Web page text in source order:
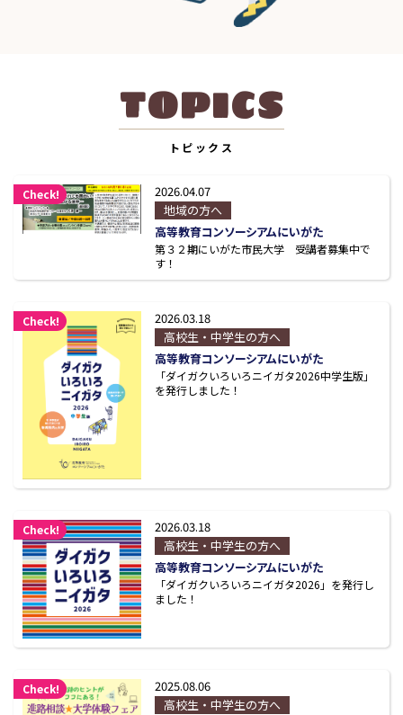
TOPICS
トピックス
Check!
2026.04.07
地域の方へ
高等教育コンソーシアムにいがた
第３２期にいがた市民大学 受講者募集中で
す！
Check!
2026.03.18
高校生・中学生の方へ
高等教育コンソーシアムにいがた
「ダイガクいろいろニイガタ2026中学生版」
を発行しました！
Check!
2026.03.18
高校生・中学生の方へ
高等教育コンソーシアムにいがた
「ダイガクいろいろニイガタ2026」を発行し
ました！
Check!
2025.08.06
高校生・中学生の方へ